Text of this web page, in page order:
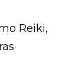
Reiki,